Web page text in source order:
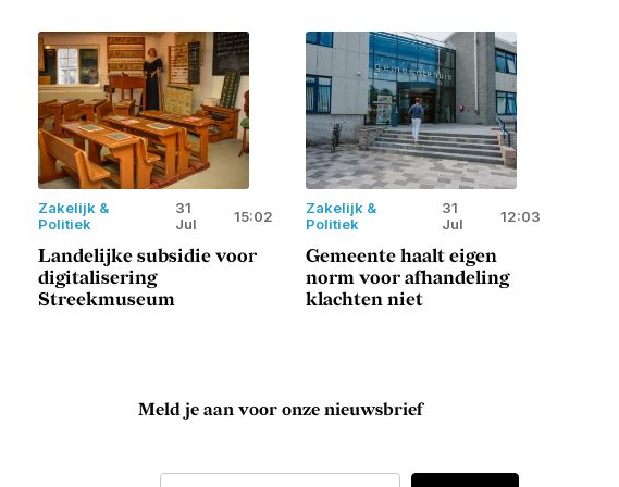
Zakelijk &
Politiek
31
Jul
15:02
Landelijke subsidie voor
digitalisering
Streekmuseum
Zakelijk &
Politiek
31
Jul
12:03
Gemeente haalt eigen
norm voor afhandeling
klachten niet
Meld je aan voor onze nieuwsbrief